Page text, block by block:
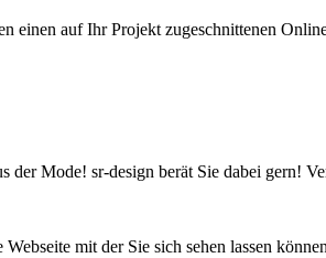
einen auf Ihr Projekt zugeschnittenen
Mode! sr-design berät Sie dabei gern!
mit der Sie sich sehen lassen